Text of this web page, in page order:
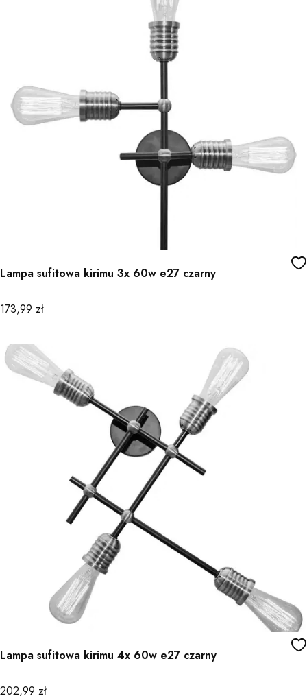
Lampa sufitowa kirimu 3x 60w e27 czarny
Cena
173,99 zł
Lampa sufitowa kirimu 4x 60w e27 czarny
Cena
202,99 zł